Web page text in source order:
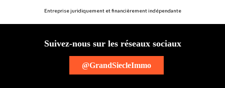
Entreprise juridiquement et financièrement indépendante
Suivez-nous sur les réseaux sociaux
@GrandSiecleImmo